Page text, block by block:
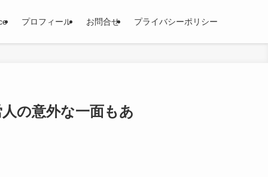
プロフィール お問合せ プライバシーポリシー
の意外な一面もあ